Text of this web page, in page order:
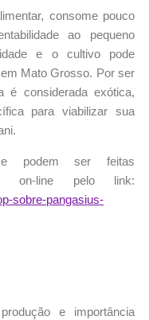
consome pouco
ao pequeno
e o cultivo pode
Mato Grosso. Por ser
é considerada exótica,
para viabilizar sua
podem ser feitas
on-line pelo link:
sobre-pangasius-
e importância